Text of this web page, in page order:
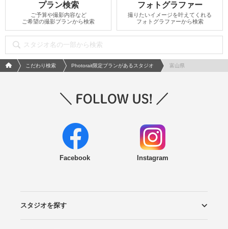
プラン検索
ご予算や撮影内容など
ご希望の撮影プランから検索
フォトグラファー
撮りたいイメージを叶えてくれる
フォトグラファーから検索
フォトウエディング/結婚写真のPhotorait ホーム
こだわり検索 Photorait限定プランがあるスタジオ 富山県
Facebook Instagram
スタジオを探す